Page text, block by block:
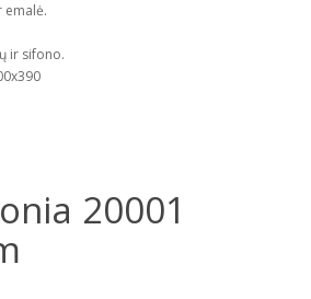
emalė.
ir sifono.
20001